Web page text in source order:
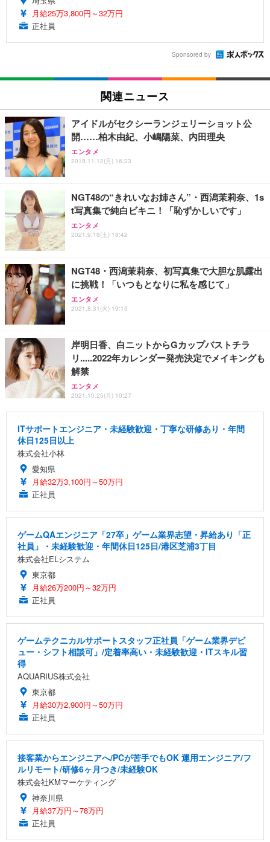
月給25万3,800円～32万円
正社員
Sponsored by
関連ニュース
アイドルがセクシーランジェリーショット公
開……柏木由紀、小嶋陽菜、内田理央
エンタメ
2018.11.12(月) 16:23
NGT48の“きれいなお姉さん”・西潟茉莉奈、1s
t写真集で純白ビキニ！「恥ずかしいです」
エンタメ
2021.9.18(土) 18:42
NGT48・西潟茉莉奈、初写真集で大胆な肌露出
に挑戦！「いつもとなりに私を感じて」
エンタメ
2021.8.31(火) 19:15
岸明日香、白ニットからGカップバストチラ
リ.....2022年カレンダー発売決定でメイキングも
解禁
エンタメ
2021.10.25(月) 10:27
ITサポートエンジニア・未経験歓迎・丁寧な研修あり・年間
休日125日以上
株式会社小林
愛知県
月給32万3,100円～50万円
正社員
ゲームQAエンジニア「27卒」ゲーム業界志望・昇給あり「正
社員」・未経験歓迎・年間休日125日/港区芝浦3丁目
株式会社ELシステム
東京都
月給26万200円～32万円
正社員
ゲームテクニカルサポートスタッフ正社員「ゲーム業界デビ
ュー・シフト相談可」/定着率高い・未経験歓迎・ITスキル習
得
AQUARIUS株式会社
東京都
月給30万2,900円～50万円
正社員
接客業からエンジニアへ/PCが苦手でもOK 運用エンジニア/フ
ルリモート/研修6ヶ月つき/未経験OK
株式会社KMマーケティング
神奈川県
月給37万円～78万円
正社員